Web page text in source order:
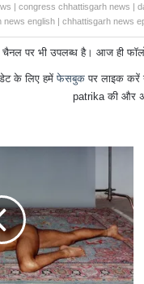
| congress chhattisgarh news |
news english | chhattisgarh news
पर भी उपलब्ध है। आज ही
के लिए हमेंफेसबुकपर लाइक करें
patrika की और